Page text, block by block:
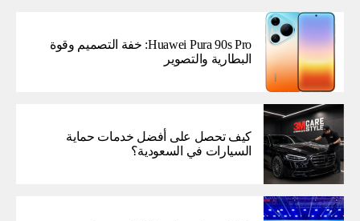
Huawei Pura 90s Pro: خفة التصميم وقوة
البطارية والتصوير
كيف تحصل على أفضل خدمات حماية
السيارات في السعودية؟